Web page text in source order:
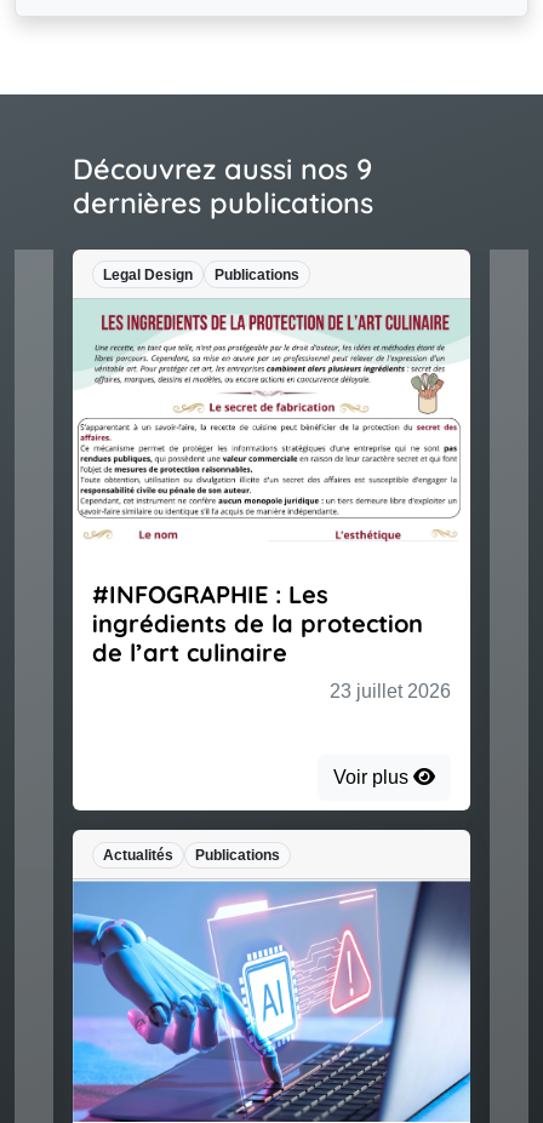
Découvrez aussi nos 9
dernières publications
Legal Design Publications
#INFOGRAPHIE : Les
ingrédients de la protection
de l’art culinaire
23 juillet 2026
Voir plus
Actualités Publications